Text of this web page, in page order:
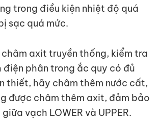
trong điều kiện nhiệt độ quá
sạc quá mức.
axit truyền thống, kiểm tra
điện phân trong ắc quy có đủ
thiết, hãy châm thêm nước cất,
được châm thêm axit, đảm bảo
vạch LOWER và UPPER.